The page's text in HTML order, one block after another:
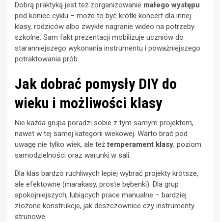
Dobrą praktyką jest też zorganizowanie małego występu
pod koniec cyklu – może to być krótki koncert dla innej
klasy, rodziców albo zwykłe nagranie wideo na potrzeby
szkolne. Sam fakt prezentacji mobilizuje uczniów do
staranniejszego wykonania instrumentu i poważniejszego
potraktowania prób.
Jak dobrać pomysły DIY do
wieku i możliwości klasy
Nie każda grupa poradzi sobie z tym samym projektem,
nawet w tej samej kategorii wiekowej. Warto brać pod
uwagę nie tylko wiek, ale teżtemperament klasy, poziom
samodzielności oraz warunki w sali.
Dla klas bardzo ruchliwych lepiej wybrać projekty krótsze,
ale efektowne (marakasy, proste bębenki). Dla grup
spokojniejszych, lubiących prace manualne – bardziej
złożone konstrukcje, jak deszczownice czy instrumenty
strunowe.